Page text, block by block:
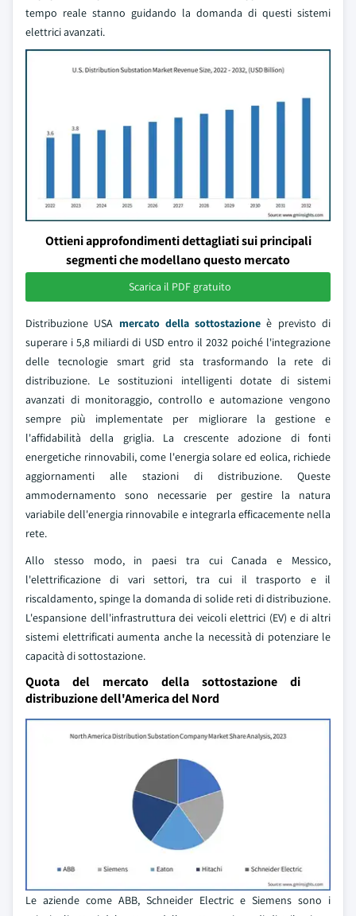
tempo reale stanno guidando la domanda di questi sistemi
elettrici avanzati.
Ottieni approfondimenti dettagliati sui principali
segmenti che modellano questo mercato
Scarica il PDF gratuito
Distribuzione USA mercato della sottostazione è previsto di
superare i 5,8 miliardi di USD entro il 2032 poiché l'integrazione
delle tecnologie smart grid sta trasformando la rete di
distribuzione. Le sostituzioni intelligenti dotate di sistemi
avanzati di monitoraggio, controllo e automazione vengono
sempre più implementate per migliorare la gestione e
l'affidabilità della griglia. La crescente adozione di fonti
energetiche rinnovabili, come l'energia solare ed eolica, richiede
aggiornamenti alle stazioni di distribuzione. Queste
ammodernamento sono necessarie per gestire la natura
variabile dell'energia rinnovabile e integrarla efficacemente nella
rete.
Allo stesso modo, in paesi tra cui Canada e Messico,
l'elettrificazione di vari settori, tra cui il trasporto e il
riscaldamento, spinge la domanda di solide reti di distribuzione.
L'espansione dell'infrastruttura dei veicoli elettrici (EV) e di altri
sistemi elettrificati aumenta anche la necessità di potenziare le
capacità di sottostazione.
Quota del mercato della sottostazione di
distribuzione dell'America del Nord
Le aziende come ABB, Schneider Electric e Siemens sono i